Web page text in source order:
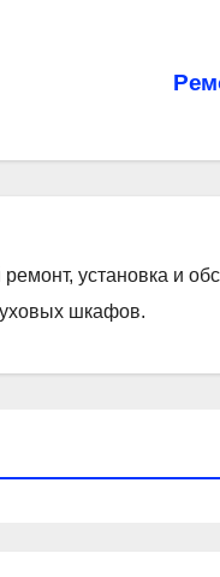
установка и
шкафов.